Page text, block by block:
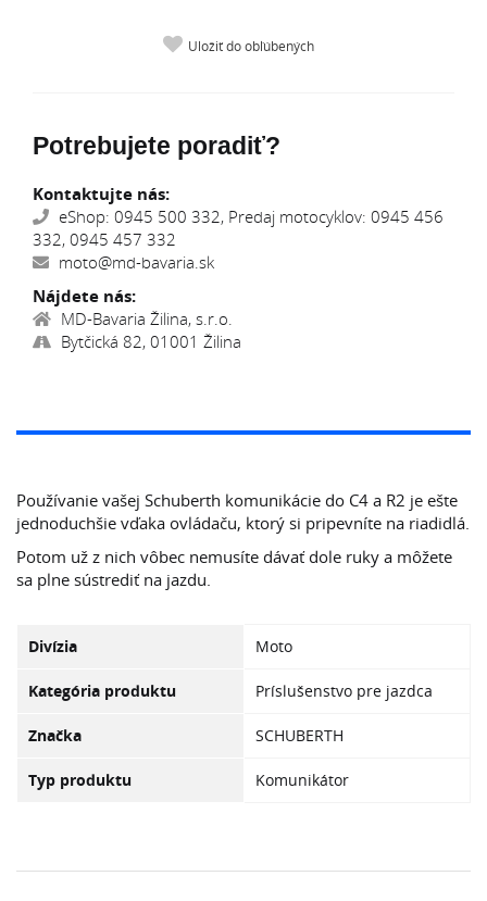
Uložiť do obľúbených
Potrebujete poradiť?
Kontaktujte nás:
eShop: 0945 500 332, Predaj motocyklov: 0945 456
332, 0945 457 332
moto@md-bavaria.sk
Nájdete nás:
MD-Bavaria Žilina, s.r.o.
Bytčická 82, 01001 Žilina
Používanie vašej Schuberth komunikácie do C4 a R2 je ešte
jednoduchšie vďaka ovládaču, ktorý si pripevníte na riadidlá.
Potom už z nich vôbec nemusíte dávať dole ruky a môžete
sa plne sústrediť na jazdu.
Divízia Moto
Kategória produktu Príslušenstvo pre jazdca
Značka SCHUBERTH
Typ produktu Komunikátor